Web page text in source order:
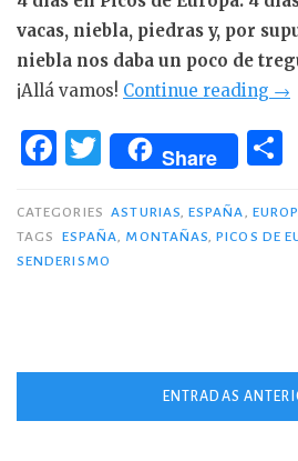
vacas, niebla, piedras y, por
niebla nos daba un poco de
¡Allá vamos! Continue reading
4
en
→
F
c
e
o
T
w
it
te
Share
r
CATEGORIES ASTURIAS,ESPAÑA,
TAGS
ESPAÑA, MONTAÑAS,PICOS DE
SENDERISMO
NavegaciónENTRADAS